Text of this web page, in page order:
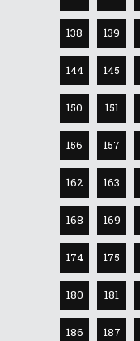
138 139
144 145
150 151
156 157
162 163
168 169
174 175
180 181
186 187